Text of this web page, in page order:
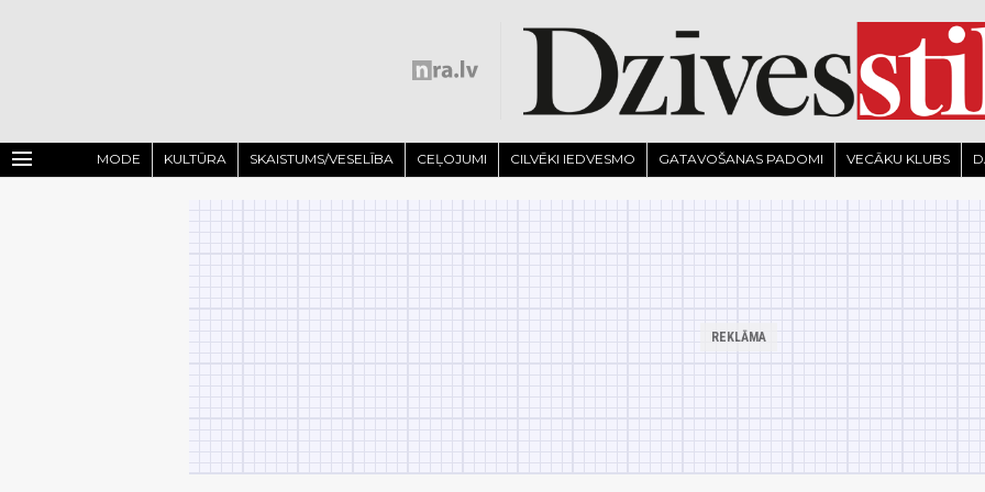
menu MODE KULTŪRA SKAISTUMS/VESELĪBA CEĻOJUMI CILVĒKI IEDVESMO GATAVOŠANAS PADOMI VECĀKU KLUBS